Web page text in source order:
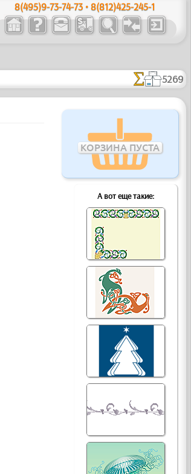
8(495)9-73-74-73 • 8(812)425-245-1
5269
КОРЗИНА ПУСТА
А вот еще такие: